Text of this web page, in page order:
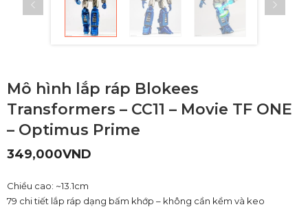
Mô hình lắp ráp Blokees
Transformers – CC11 – Movie TF ONE
– Optimus Prime
349,000VND
Chiều cao: ~13.1cm
79 chi tiết lắp ráp dạng bấm khớp – không cần kềm và keo